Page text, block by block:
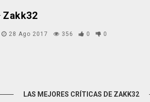
Zakk32
28 Ago 2017 356 0 0
LAS MEJORES CRÍTICAS DE ZAKK32